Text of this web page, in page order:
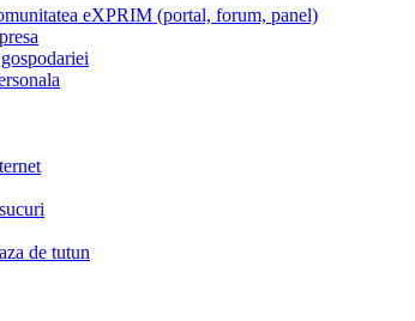
eXPRIM (portal, forum, panel)
de tutun